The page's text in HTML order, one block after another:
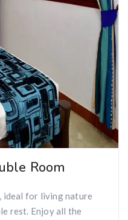
Room
ideal for living nature
rest. Enjoy all the